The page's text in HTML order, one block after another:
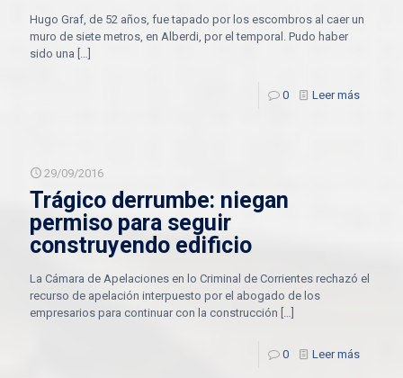
Hugo Graf, de 52 años, fue tapado por los escombros al caer un
muro de siete metros, en Alberdi, por el temporal. Pudo haber
sido una […]
0 Leer más
29/09/2016
Trágico derrumbe: niegan
permiso para seguir
construyendo edificio
La Cámara de Apelaciones en lo Criminal de Corrientes rechazó el
recurso de apelación interpuesto por el abogado de los
empresarios para continuar con la construcción […]
0 Leer más